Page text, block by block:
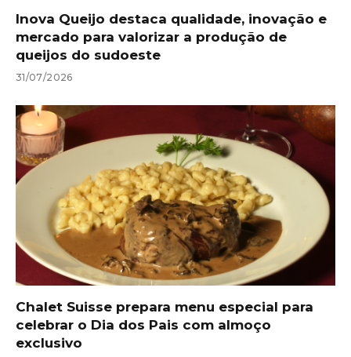
Inova Queijo destaca qualidade, inovação e
mercado para valorizar a produção de
queijos do sudoeste
31/07/2026
Chalet Suisse prepara menu especial para
celebrar o Dia dos Pais com almoço
exclusivo